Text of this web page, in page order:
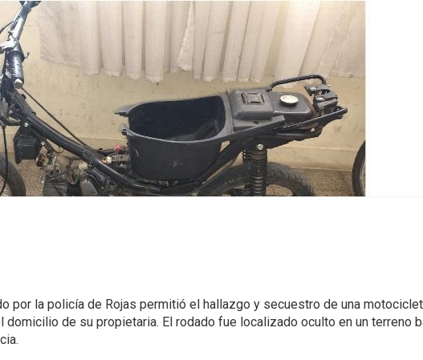
por la policía de Rojas permitió el hallazgo y secuestro de una
de su propietaria. El rodado fue localizado oculto en un terreno